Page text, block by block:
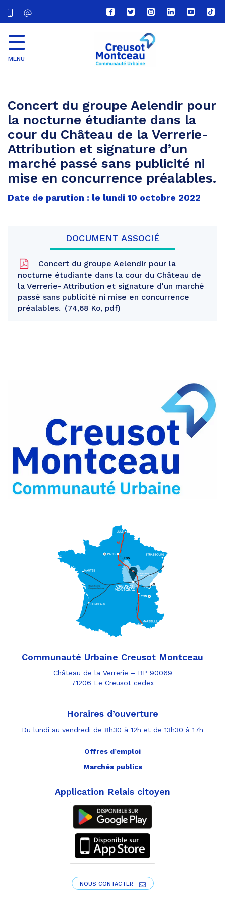
Lien
vers
compte
Facebook
Lien
vers
compte
Twitter
Lien
vers
le
compte
Lien
vers
Lien
vers
Lien
vers
MENU
Concert du groupe Aelendir pour
la nocturne étudiante dans la
cour du Château de la Verrerie-
Attribution et signature d’un
marché passé sans publicité ni
mise en concurrence préalables.
Date de parution : le lundi 10 octobre 2022
DOCUMENT ASSOCIÉ
Concert du groupe Aelendir pour la
nocturne étudiante dans la cour du Château de
la Verrerie- Attribution et signature d'un marché
passé sans publicité ni mise en concurrence
préalables.
74,68 Ko, pdf
Facebook
Partager
Twitter
Partager
par
e-
mail
Communauté Urbaine Creusot Montceau
Château de la Verrerie – BP 90069
71206 Le Creusot cedex
Horaires d’ouverture
Du lundi au vendredi de 8h30 à 12h et de 13h30 à 17h
Offres d’emploi
Marchés publics
Application Relais citoyen
NOUS CONTACTER